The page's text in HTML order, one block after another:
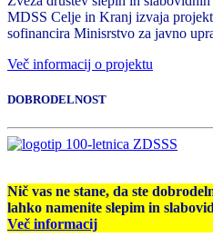
MDSS Celje in Kranj izvaja projekt
sofinancira Minisrstvo za javno
Več informacij o projektu
DOBRODELNOST
Nič vas ne stane, da ste
lahko namenite slepim in
Več informacij